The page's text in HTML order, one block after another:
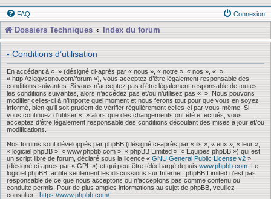
FAQ Connexion
Dossiers Techniques Index du forum
- Conditions d’utilisation
En accédant à « » (désigné ci-après par « nous », « notre », « nos », « »,
« http://ziggysono.com/forum »), vous acceptez d’être légalement responsable des
conditions suivantes. Si vous n’acceptez pas d’être légalement responsable de toutes
les conditions suivantes, alors n’accédez pas et/ou n’utilisez pas « ». Nous pouvons
modifier celles-ci à n’importe quel moment et nous ferons tout pour que vous en soyez
informé, bien qu’il soit prudent de vérifier régulièrement celles-ci par vous-même. Si
vous continuez d’utiliser « » alors que des changements ont été effectués, vous
acceptez d’être légalement responsable des conditions découlant des mises à jour et/ou
modifications.
Nos forums sont développés par phpBB (désigné ci-après par « ils », « eux », « leur »,
« logiciel phpBB », « www.phpbb.com », « phpBB Limited », « Équipes phpBB ») qui est
un script libre de forum, déclaré sous la licence « GNU General Public License v2 »
(désigné ci-après par « GPL ») et qui peut être téléchargé depuis www.phpbb.com . Le
logiciel phpBB facilite seulement les discussions sur Internet. phpBB Limited n’est pas
responsable de ce que nous acceptons ou n’acceptons pas comme contenu ou
conduite permis. Pour de plus amples informations au sujet de phpBB, veuillez
consulter : https://www.phpbb.com/